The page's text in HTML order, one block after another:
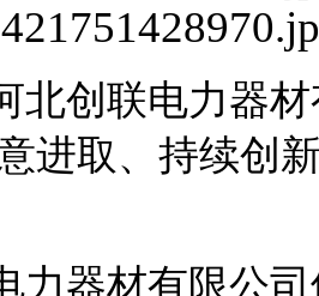
北创联电力器
进取、持续创
力器材有限公